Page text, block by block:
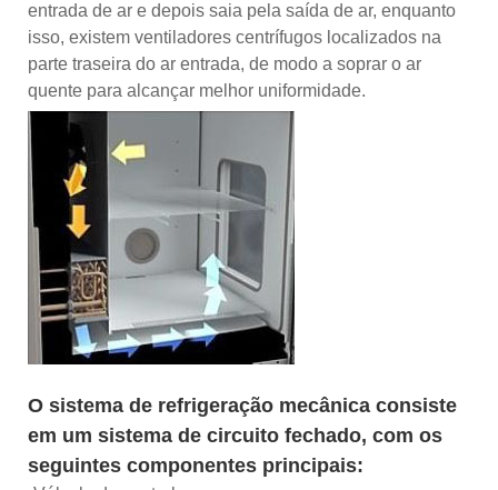
entrada de ar e depois saia pela saída de ar, enquanto
isso, existem ventiladores centrífugos localizados na
parte traseira do ar entrada, de modo a soprar o ar
quente para alcançar melhor uniformidade.
O sistema de refrigeração mecânica consiste
em um sistema de circuito fechado, com os
seguintes componentes principais: